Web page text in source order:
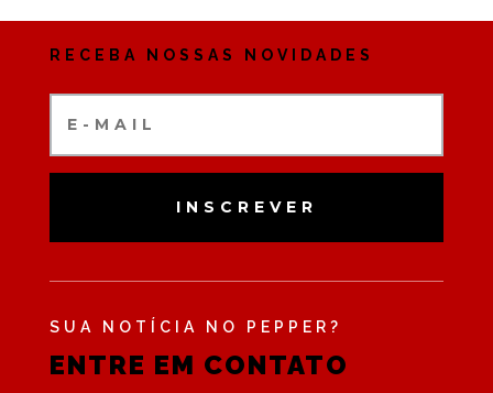
RECEBA NOSSAS NOVIDADES
INSCREVER
SUA NOTÍCIA NO PEPPER?
ENTRE EM CONTATO